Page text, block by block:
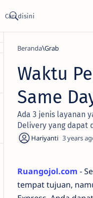
Beranda Grab
Waktu
Same
Ada 3 jenis layanan
Delivery yang dapat
3 years
Ruangojol.com -
tempat tujuan,